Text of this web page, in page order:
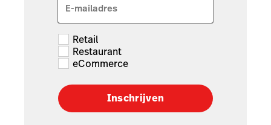
E-mailadres
Retail
Restaurant
eCommerce
Inschrijven